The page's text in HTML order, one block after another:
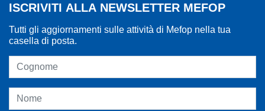
ISCRIVITI ALLA NEWSLETTER MEFOP
Tutti gli aggiornamenti sulle attività di Mefop nella tua
casella di posta.